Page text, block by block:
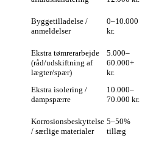
Byggetilladelse /
anmeldelser
0–10.000
kr.
Ekstra tømrerarbejde
(råd/udskiftning af
lægter/spær)
5.000–
60.000+
kr.
Ekstra isolering /
dampspærre
10.000–
70.000 kr.
Korrosionsbeskyttelse
/ særlige materialer
5–50%
tillæg